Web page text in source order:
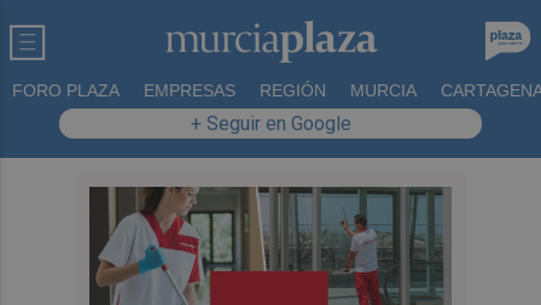
FORO PLAZA EMPRESAS REGIÓN MURCIA
+ Seguir en Google